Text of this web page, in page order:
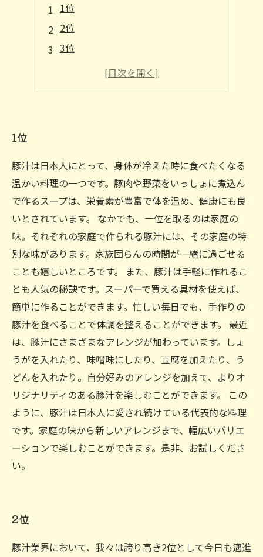
1位
2位
3位
1位
豚汁は日本人にとって、身体が冷えた時に食べたくなる
温かい料理の一つです。豚肉や野菜をいっしょに煮込ん
で作るスープは、栄養素が豊富で体を温め、健康にも良
いとされています。 なかでも、一位を取るのは家庭の
味。それぞれの家庭で作られる豚汁には、その家庭の特
別な味があります。家族団らんの時間が一緒に過ごせる
ことも嬉しいところです。 また、豚汁は手軽に作れるこ
とも人気の秘訣です。スーパーで買える具材を使えば、
簡単に作ることができます。忙しい毎日でも、手作りの
豚汁を食べることで体調を整えることができます。 最近
は、豚汁にさまざまなアレンジが加わっています。しょ
うがを入れたり、味噌味にしたり、豆腐を加えたり、う
どんを入れたり。自分好みのアレンジを加えて、よりオ
リジナリティのある豚汁を楽しむことができます。 この
ように、豚汁は日本人に愛され続けている代表的な料理
です。家庭の味から新しいアレンジまで、幅広いバリエ
ーションで楽しむことができます。是非、お試しくださ
い。
2位
豚汁業界において、我々は誇り高き2位として今日も邁進